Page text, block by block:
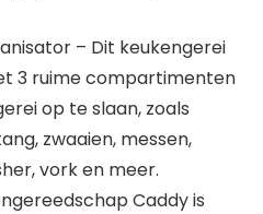
– Dit keukengerei
3 ruime compartimenten
op te slaan, zoals
zwaaien, messen,
vork en meer.
Caddy is